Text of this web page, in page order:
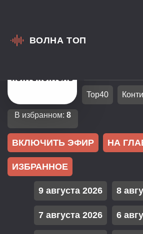
ВОЛНА ТОП
Top40
В избранном: 8
ВКЛЮЧИТЬ ЭФИР НА
ИЗБРАННОЕ
9 августа 2026 8
7 августа 2026 6